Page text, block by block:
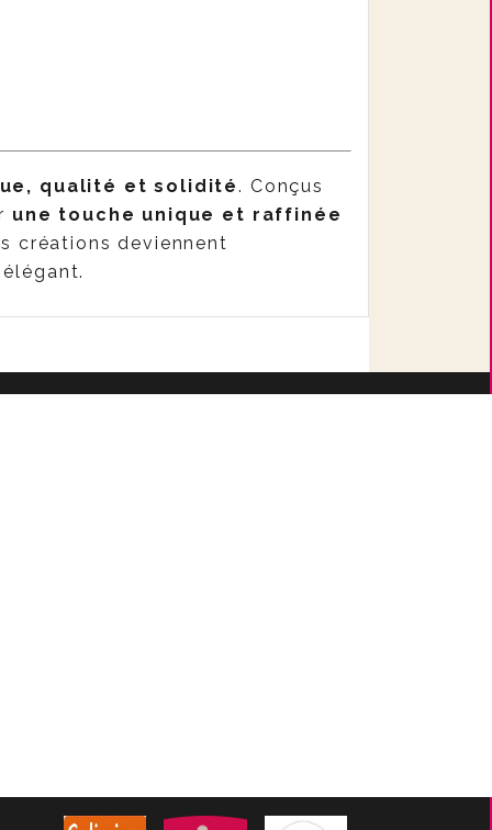
qualité et solidité. Conçus
une touche unique et raffinée
créations deviennent